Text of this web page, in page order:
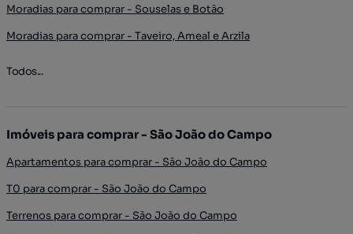
Moradias para comprar - Souselas e Botão
Moradias para comprar - Taveiro, Ameal e Arzila
Todos...
Imóveis para comprar - São João do Campo
Apartamentos para comprar - São João do Campo
T0 para comprar - São João do Campo
Terrenos para comprar - São João do Campo